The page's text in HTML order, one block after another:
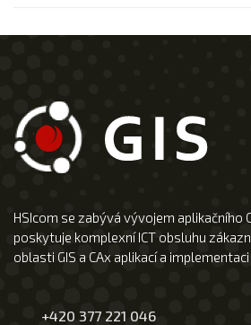
HSIcom se zabývá vývojem aplikačního
poskytuje komplexní ICT obsluhu
oblasti GIS a CAx aplikací a
+420 377 221 046